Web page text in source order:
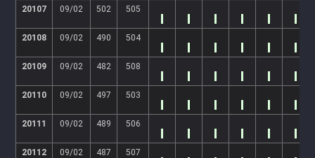
20107 09/02 502 505
20108 09/02 490 504
20109 09/02 482 508
20110 09/02 497 503
20111 09/02 489 506
20112 09/02 487 507